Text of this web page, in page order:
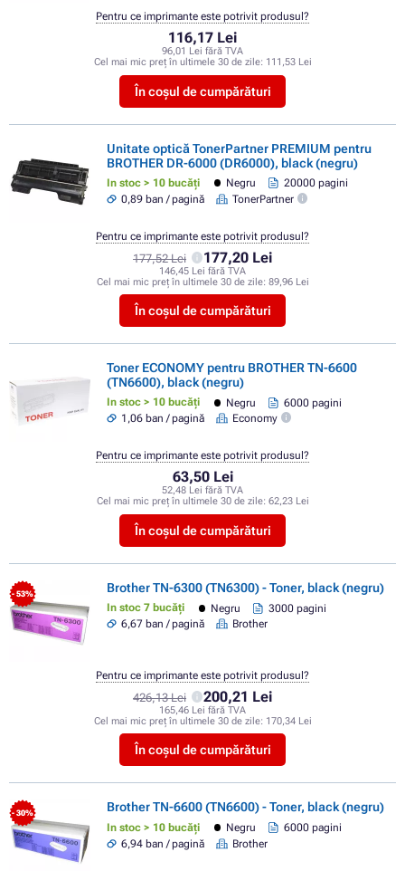
116,17 Lei
96,01 Lei fără TVA
Cel mai mic preț în ultimele 30 de zile: 111,53 Lei
În coșul de cumpărături
Pentru ce imprimante este potrivit produsul?
Unitate optică TonerPartner PREMIUM pentru
BROTHER DR-6000 (DR6000), black (negru)
In stoc > 10 bucăți Negru
20000 pagini
0,89 ban / pagină
TonerPartner
177,52 Lei 177,20 Lei
146,45 Lei fără TVA
Cel mai mic preț în ultimele 30 de zile: 89,96 Lei
În coșul de cumpărături
Pentru ce imprimante este potrivit produsul?
Toner ECONOMY pentru BROTHER TN-6600
(TN6600), black (negru)
In stoc > 10 bucăți Negru
6000 pagini
1,06 ban / pagină
Economy
63,50 Lei
52,48 Lei fără TVA
Cel mai mic preț în ultimele 30 de zile: 62,23 Lei
În coșul de cumpărături
Pentru ce imprimante este potrivit produsul?
- 53% Brother TN-6300 (TN6300) - Toner, black (negru)
In stoc 7 bucăți Negru
3000 pagini
6,67 ban / pagină
Brother
426,13 Lei 200,21 Lei
165,46 Lei fără TVA
Cel mai mic preț în ultimele 30 de zile: 170,34 Lei
În coșul de cumpărături
Pentru ce imprimante este potrivit produsul?
- 30% Brother TN-6600 (TN6600) - Toner, black (negru)
In stoc > 10 bucăți Negru
6000 pagini
6,94 ban / pagină
Brother